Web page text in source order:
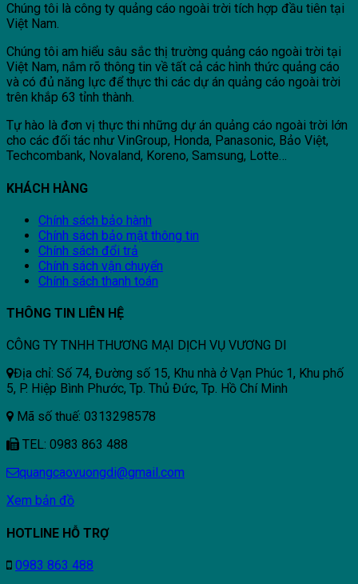
Chúng tôi là công ty quảng cáo ngoài trời tích hợp đầu tiên tại
Việt Nam.
Chúng tôi am hiểu sâu sắc thị trường quảng cáo ngoài trời tại
Việt Nam, nắm rõ thông tin về tất cả các hình thức quảng cáo
và có đủ năng lực để thực thi các dự án quảng cáo ngoài trời
trên khắp 63 tỉnh thành.
Tự hào là đơn vị thực thi những dự án quảng cáo ngoài trời lớn
cho các đối tác như VinGroup, Honda, Panasonic, Bảo Việt,
Techcombank, Novaland, Koreno, Samsung, Lotte…
KHÁCH HÀNG
Chính sách bảo hành
Chính sách bảo mật thông tin
Chính sách đổi trả
Chính sách vận chuyển
Chính sách thanh toán
THÔNG TIN LIÊN HỆ
CÔNG TY TNHH THƯƠNG MẠI DỊCH VỤ VƯƠNG DI
Địa chỉ: Số 74, Đường số 15, Khu nhà ở Vạn Phúc 1, Khu phố
5, P. Hiệp Bình Phước, Tp. Thủ Đức, Tp. Hồ Chí Minh
Mã số thuế: 0313298578
TEL: 0983 863 488
quangcaovuongdi@gmail.com
Xem bản đồ
HOTLINE HỖ TRỢ
0983 863 488